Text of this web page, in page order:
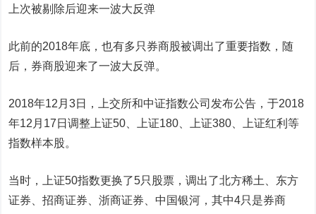
上次被剔除后迎来一波大反弹
此前的2018年底，也有多只券商股被调出了重要指数，随
后，券商股迎来了一波大反弹。
2018年12月3日，上交所和中证指数公司发布公告，于2018
年12月17日调整上证50、上证180、上证380、上证红利等
指数样本股。
当时， 上证50指数更换了5只股票，调出了北方稀土
东方
证券 、招商证券 、浙商证券 中国银河 ，其中4只是券商